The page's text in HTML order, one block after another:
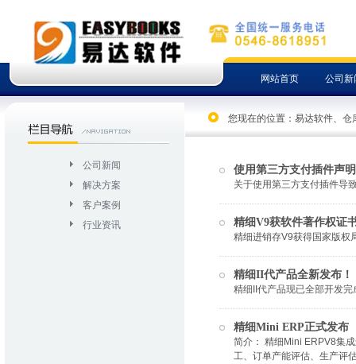
网站首页 公司新
公司新闻
解决方案
客户案例
行业资讯
使用第三方支付插件声明
关于使用第三方支付插件导
精细V9获软件著作权证
精细进销存V9获得国家版权
精细II代产品全新发布！
精细II代产品现已全部开发
精细Mini ERP正式发布
简介： 精细Mini ERPV8集
工、订单产能评估、生产评
您现在的位置： 易达软件、仓